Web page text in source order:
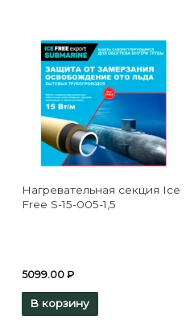
Нагревательная секция Ice
Free S-15-005-1,5
5099.00 ₽
В корзину